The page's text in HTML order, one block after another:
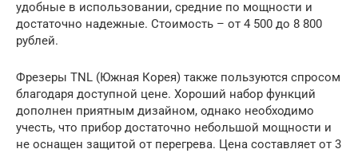
удобные в использовании, средние по мощности и
достаточно надежные. Стоимость – от 4 500 до 8 800
рублей.
Фрезеры TNL (Южная Корея) также пользуются спросом
благодаря доступной цене. Хороший набор функций
дополнен приятным дизайном, однако необходимо
учесть, что прибор достаточно небольшой мощности и
не оснащен защитой от перегрева. Цена составляет от 3